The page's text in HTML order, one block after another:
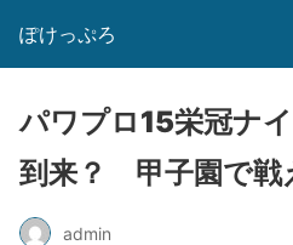
ぽけっぷろ
パワプロ15栄冠ナ
到来？ 甲子園で戦
admin